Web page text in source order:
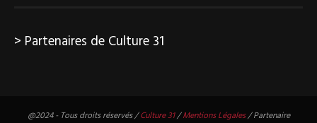
> Partenaires de Culture 31
@2024 - Tous droits réservés /Culture 31/Mentions Légales/ Partenaire